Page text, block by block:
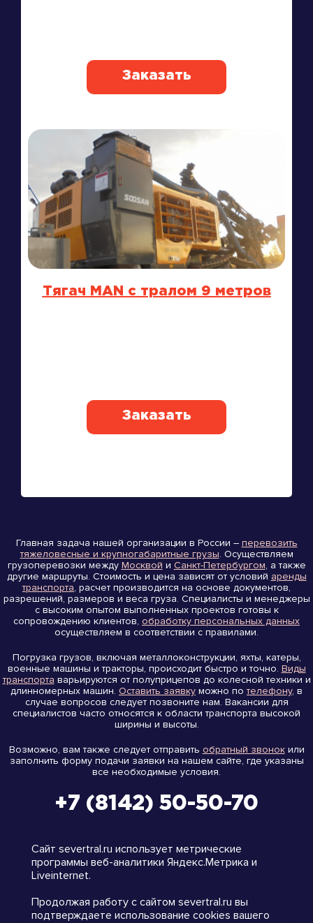
Заказать
Тягач MAN с тралом 9 метров
Заказать
Главная задача нашей организации в России – перевозить
тяжеловесные и крупногабаритные грузы. Осуществляем
грузоперевозки между Москвой и Санкт-Петербургом, а также
другие маршруты. Стоимость и цена зависят от условий аренды
транспорта, расчет производится на основе документов,
разрешений, размеров и веса груза. Специалисты и менеджеры
с высоким опытом выполненных проектов готовы к
сопровождению клиентов, обработку персональных данных
осуществляем в соответствии с правилами.
Погрузка грузов, включая металлоконструкции, яхты, катеры,
военные машины и тракторы, происходит быстро и точно. Виды
транспорта варьируются от полуприцепов до колесной техники и
длинномерных машин. Оставить заявку можно по телефону, в
случае вопросов следует позвоните нам. Вакансии для
специалистов часто относятся к области транспорта высокой
ширины и высоты.
Возможно, вам также следует отправить обратный звонокили
заполнить форму подачи заявки на нашем сайте, где указаны
все необходимые условия.
+7 (8142) 50-50-70
на карте
Сайт severtral.ru использует метрические
программы веб-аналитики Яндекс.Метрика и
Liveinternet.
Продолжая работу с сайтом severtral.ru вы
подтверждаете использование cookies вашего